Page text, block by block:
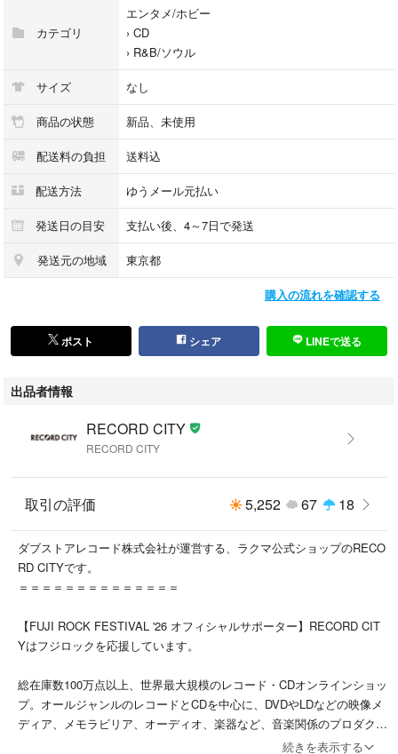
サンプル画像です。実際の商品の画像ではありません
商品写真はバーコード/カタログ番号に対応したサンプル画像ですので、
お送りする商品の画像ではありません。
帯やライナーなどの付属品は、特記事項に記載されている場合のみ含まれ
プロモやカラーレコードなどの仕様についても、該当する場合のみ特記事
項に記載しています。
・本店サイトとは価格、送料が違います
・本店サイト、その他支店のオーダーとは同梱発送できません
・別倉庫から発送しているため、店頭受け渡しは対応しておりません
・土日祝日はお休みです
金曜・祝前日9時以降のご連絡またはご入金は、返答または発送が週明
け・祝日明けに順次対応となります。
ご購入後のキャンセルはいかなる理由においてもお受けできません。ご了
承の上、ご購入くださいませ。
・日本郵便(ゆうパック/ゆうメール)によるお届けになります。
・中古品であることをご理解ください
当ストアでは中古商品を主に販売しております。中古品であることをご理
カテゴリ
エンタメ/ホビー
› CD
› R&B/ソウル
サイズ なし
商品の状態 新品、未使用
配送料の負担 送料込
配送方法 ゆうメール元払い
発送日の目安 支払い後、4～7日で発送
発送元の地域 東京都
購入の流れを確認する
ポスト シェア LINEで送る
出品者情報
RECORD CITY
RECORD CITY
取引の評価 5,252 67 18
ダブストアレコード株式会社が運営する、ラクマ公式ショップのRECO
RD CITYです。
＝＝＝＝＝＝＝＝＝＝＝＝＝＝
【FUJI ROCK FESTIVAL '26 オフィシャルサポーター】RECORD CIT
Yはフジロックを応援しています。
総在庫数100万点以上、世界最大規模のレコード・CDオンラインショッ
プ。オールジャンルのレコードとCDを中心に、DVDやLDなどの映像メ
ディア、メモラビリア、オーディオ、楽器など、音楽関係のプロダクト
続きを表示する